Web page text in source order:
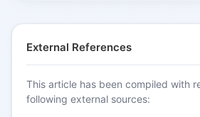
External References
This article has been compiled with
following external sources: